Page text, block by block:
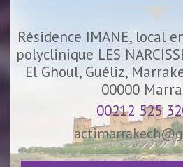
Résidence IMANE, local
polyclinique LES
El Ghoul, Guéliz,
00000
00212 525